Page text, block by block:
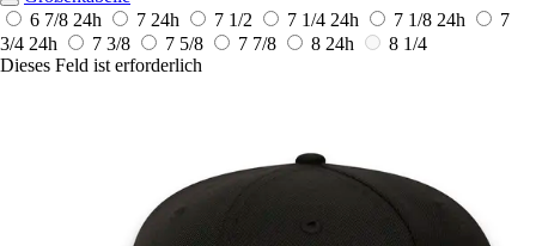
6 7/8 24h 7 24h 7 1/2 7 1/4 24h 7 1/8 24h
7
3/4 24h 7 3/8 7 5/8 7 7/8 8 24h
8 1/4
Dieses Feld ist erforderlich